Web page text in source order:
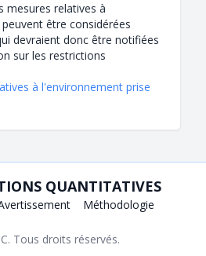
mesures relatives à
être considérées
devraient donc être notifiées
sur les restrictions
à l'environnement prise
QUANTITATIVES
Méthodologie
. Tous droits réservés.